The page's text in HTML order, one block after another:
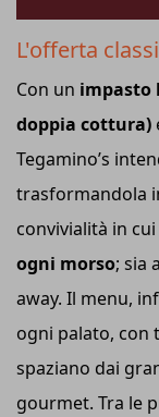
L'offerta
Con un impasto
doppia cottura)
Tegamino’s
trasformandola
convivialità in cui
ogni morso; sia
away. Il menu,
ogni palato, con
spaziano dai
gourmet. Tra le